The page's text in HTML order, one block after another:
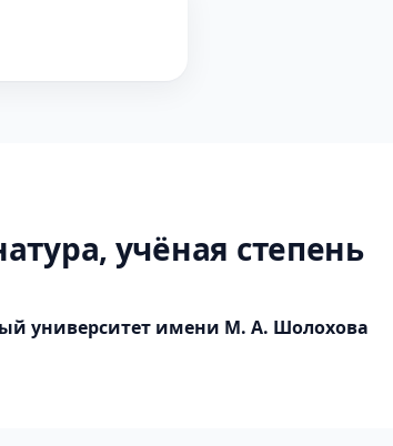
учёная степень
университет имени М. А. Шолохова